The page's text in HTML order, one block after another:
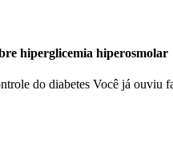
hiperglicemia hiperosmolar
do diabetes Você já